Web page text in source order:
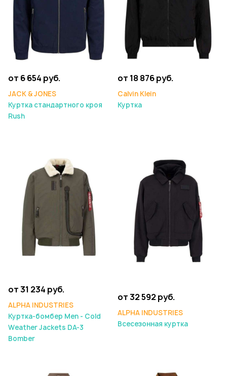
от 6 654 руб.
JACK & JONES
Куртка стандартного кроя
Rush
от 18 876 руб.
Calvin Klein
Куртка
от 31 234 руб.
ALPHA INDUSTRIES
Куртка-бомбер Men - Cold
Weather Jackets DA-3
Bomber
от 32 592 руб.
ALPHA INDUSTRIES
Всесезонная куртка